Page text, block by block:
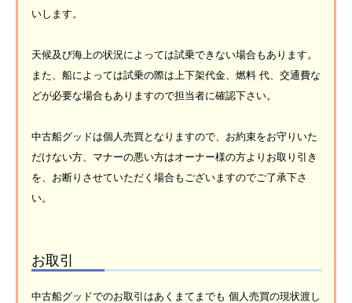
いします。
天候及び海上の状況によっては試乗できない場合もあります。
また、船によっては試乗の際は上下架代金、燃料 代、交通費な
どが必要な場合もありますので担当者に確認下さい。
中古船グッドは個人売買となりますので、お約束をお守りいた
だけない方、マナーの悪い方はオーナー様の方よりお取り引き
を、お断りさせていただく場合もございますのでご了承下さ
い。
お取引
中古船グッドでのお取引はあくまてまでも 個人売買の現状渡し